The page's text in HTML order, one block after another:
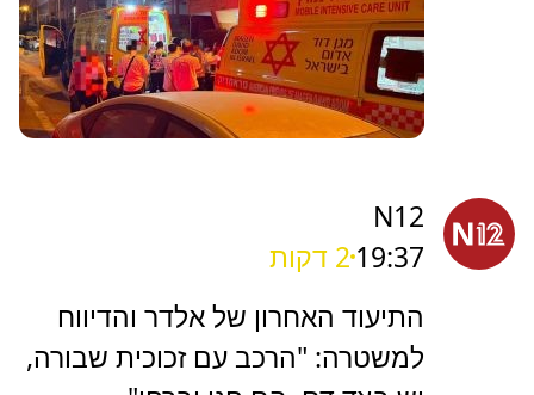
19:37
תינוק כבן חצי שנה נחנק משקית
בבית בבני ברק, מצבו אנוש